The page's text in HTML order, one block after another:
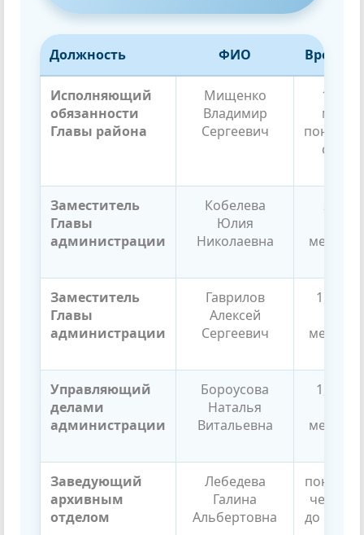
Должность ФИО Время
Исполняющий
обязанности
Главы района
Мищенко
Владимир
Сергеевич
1,3
с
Заместитель
Главы
администрации
Кобелева
Юлия
Николаевна
2
месяца
Заместитель
Главы
администрации
Гаврилов
Алексей
Сергеевич
1, 3
месяца
Управляющий
делами
администрации
Бороусова
Наталья
Витальевна
1, 3
месяца
Заведующий
архивным
отделом
Лебедева
Галина
Альбертовна
до 13:00,